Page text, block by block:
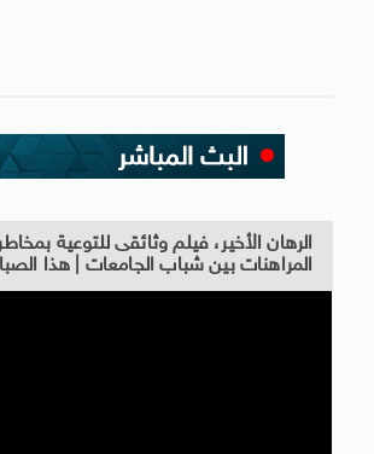
الرهان الأخير، فيلم وثائقى للتوعية
المراهنات بين شباب الجامعات | هذا